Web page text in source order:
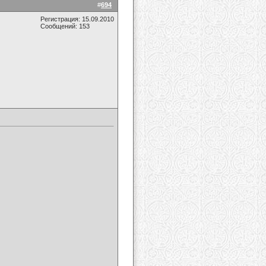
#694
Регистрация: 15.09.2010
Сообщений: 153